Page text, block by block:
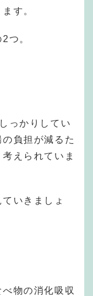
す。
つ。
っかりしてい
負担が減るた
えられていま
いきましょ
物の消化吸収